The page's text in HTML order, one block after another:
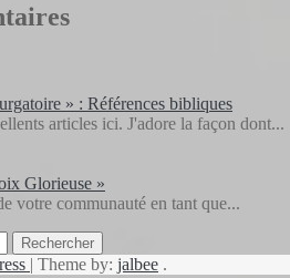
» : Références bibliques
articles ici. J'adore la façon dont...
Glorieuse »
votre communauté en tant que...
| Theme by: jalbee .